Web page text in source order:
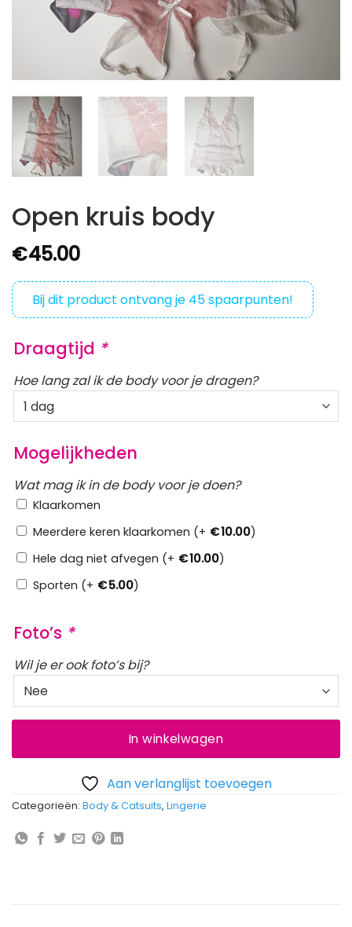
Open kruis body
€45.00
Bij dit product ontvang je 45spaarpunten!
Draagtijd *
Hoe lang zal ik de body voor je dragen?
Mogelijkheden
Wat mag ik in de body voor je doen?
Klaarkomen
Meerdere keren klaarkomen (+ €10.00)
Hele dag niet afvegen (+ €10.00)
Sporten (+ €5.00)
Foto’s *
Wil je er ook foto’s bij?
In winkelwagen
Aan verlanglijst toevoegen
Categorieën: Body & Catsuits, Lingerie